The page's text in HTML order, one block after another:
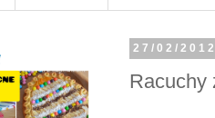
27/02/
Racuchy